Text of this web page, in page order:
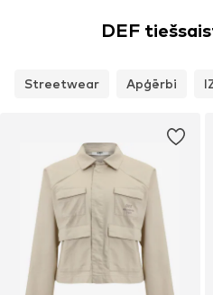
DEF
Streetwear Apģērbi